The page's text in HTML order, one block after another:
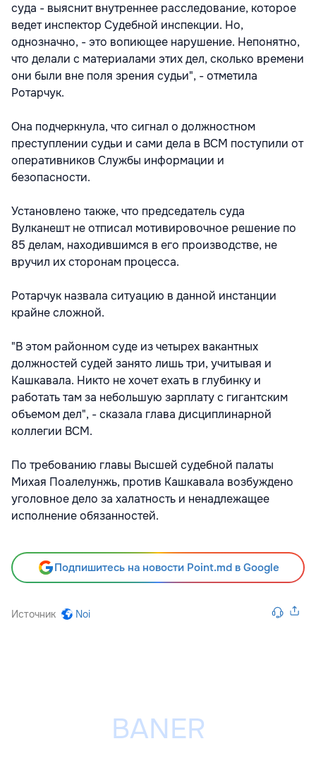
суда - выяснит внутреннее расследование, которое
ведет инспектор Судебной инспекции. Но,
однозначно, - это вопиющее нарушение. Непонятно,
что делали с материалами этих дел, сколько времени
они были вне поля зрения судьи", - отметила
Ротарчук.
Она подчеркнула, что сигнал о должностном
преступлении судьи и сами дела в ВСМ поступили от
оперативников Службы информации и
безопасности.
Установлено также, что председатель суда
Вулканешт не отписал мотивировочное решение по
85 делам, находившимся в его производстве, не
вручил их сторонам процесса.
Ротарчук назвала ситуацию в данной инстанции
крайне сложной.
"В этом районном суде из четырех вакантных
должностей судей занято лишь три, учитывая и
Кашкавала. Никто не хочет ехать в глубинку и
работать там за небольшую зарплату с гигантским
объемом дел", - сказала глава дисциплинарной
коллегии ВСМ.
По требованию главы Высшей судебной палаты
Михая Поалелунжь, против Кашкавала возбуждено
уголовное дело за халатность и ненадлежащее
исполнение обязанностей.
Подпишитесь на новости Point.md в Google
Источник Noi